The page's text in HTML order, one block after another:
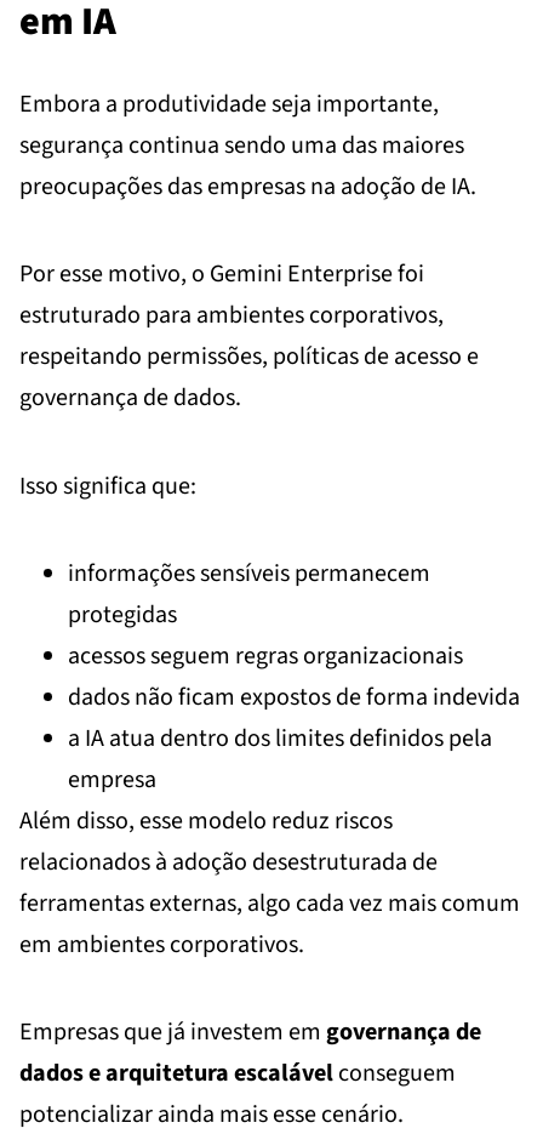
em IA
Embora a produtividade seja importante,
segurança continua sendo uma das maiores
preocupações das empresas na adoção de IA.
Por esse motivo, o Gemini Enterprise foi
estruturado para ambientes corporativos,
respeitando permissões, políticas de acesso e
governança de dados.
Isso significa que:
informações sensíveis permanecem
protegidas
acessos seguem regras organizacionais
dados não ficam expostos de forma indevida
a IA atua dentro dos limites definidos pela
empresa
Além disso, esse modelo reduz riscos
relacionados à adoção desestruturada de
ferramentas externas, algo cada vez mais comum
em ambientes corporativos.
Empresas que já investem em governança de
dados e arquitetura escalávelconseguem
potencializar ainda mais esse cenário.